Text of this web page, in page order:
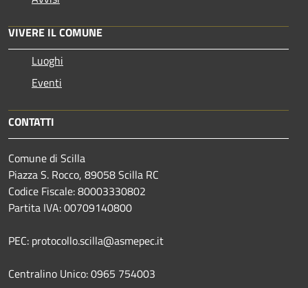
VIVERE IL COMUNE
Luoghi
Eventi
CONTATTI
Comune di Scilla
Piazza S. Rocco, 89058 Scilla RC
Codice Fiscale: 80003330802
Partita IVA: 00709140800
PEC: protocollo.scilla@asmepec.it
Centralino Unico: 0965 754003